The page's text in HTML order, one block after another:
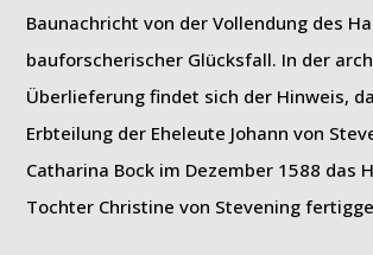
Baunachricht von der Vollendung des
bauforscherischer Glücksfall. In der
Überlieferung findet sich der Hinweis,
Erbteilung der Eheleute Johann von
Catharina Bock im Dezember 1588 das
Tochter Christine von Stevening